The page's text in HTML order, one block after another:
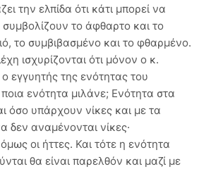
την ελπίδα ότι κάτι μπορεί να
το άφθαρτο και το
το συμβιβασμένο και το φθαρμένο.
ισχυρίζονται ότι μόνον ο κ.
εγγυητής της ενότητας του
ενότητα μιλάνε; Ενότητα στα
όσο υπάρχουν νίκες και με τα
δεν αναμένονται νίκες·
οι ήττες. Και τότε η ενότητα
θα είναι παρελθόν και μαζί με